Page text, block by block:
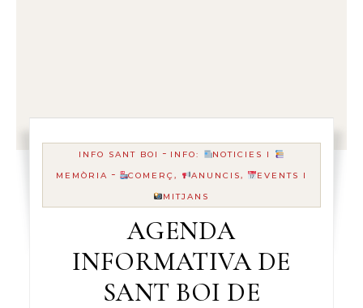
INFO SANT BOI - INFO:
NOTICIES I
MEMÒRIA - COMERÇ, ANUNCIS,
EVENTS I
MITJANS
AGENDA
INFORMATIVA DE
SANT BOI DE